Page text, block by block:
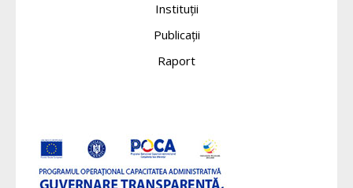
Instituții
Publicații
Raport